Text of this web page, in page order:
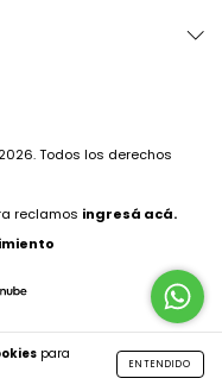
para
ENTENDIDO
Todos los derechos
reclamos ingresá acá.